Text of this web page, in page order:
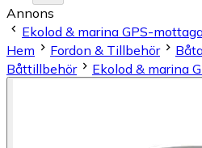
Annons
Ekolod & marina GPS-
Hem
Fordon & Tillbehör
Båttillbehör
Ekolod & marina